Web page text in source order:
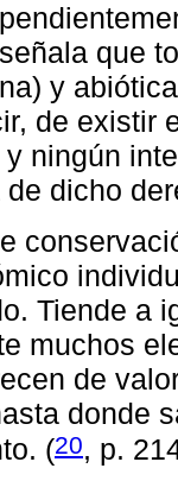
que
y
de existir
ningún
dicho
Tiende a
muchos
de
donde
(20, p.